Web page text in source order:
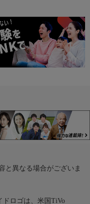
と異なる場合がございま
ドロゴは、米国TiVo